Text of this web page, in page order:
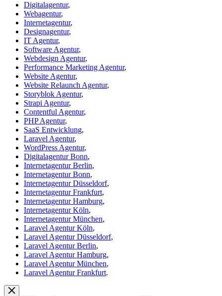
Digitalagentur,
Webagentur,
Internetagentur,
Designagentur,
IT Agentur,
Software Agentur,
Webdesign Agentur,
Performance Marketing Agentur,
Website Agentur,
Website Relaunch Agentur,
Storyblok Agentur,
Strapi Agentur,
Contentful Agentur,
PHP Agentur,
SaaS Entwicklung,
Laravel Agentur,
WordPress Agentur,
Digitalagentur Bonn,
Internetagentur Berlin,
Internetagentur Bonn,
Internetagentur Düsseldorf,
Internetagentur Frankfurt,
Internetagentur Hamburg,
Internetagentur Köln,
Internetagentur München,
Laravel Agentur Köln,
Laravel Agentur Düsseldorf,
Laravel Agentur Berlin,
Laravel Agentur Hamburg,
Laravel Agentur München,
Laravel Agentur Frankfurt.